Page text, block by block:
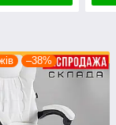
–38%